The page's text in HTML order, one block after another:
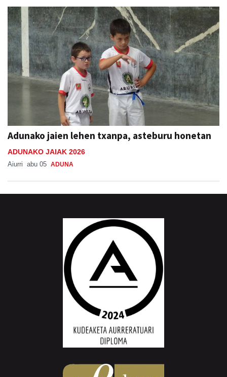
Adunako jaien lehen txanpa, asteburu honetan
ADUNAKO JAIAK 2026
Aiurri abu 05 ADUNA